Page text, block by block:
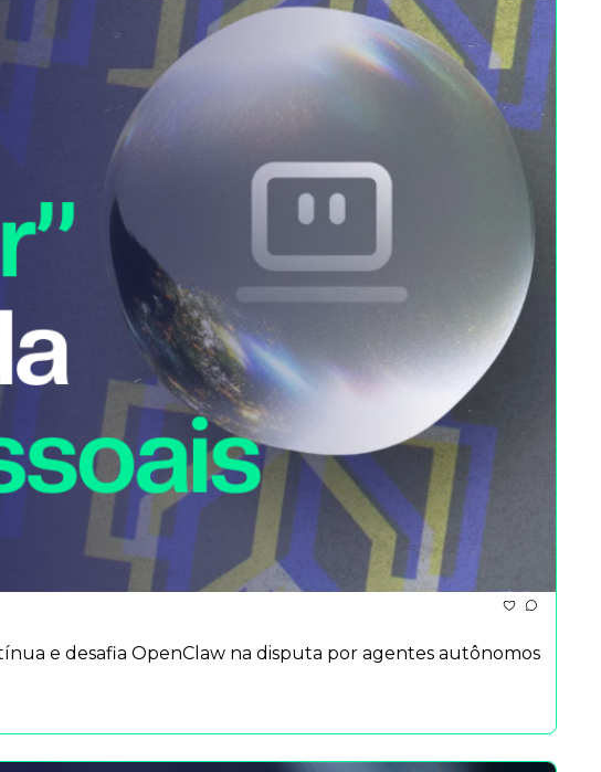
e desafia OpenClaw na disputa por agentes autônomos